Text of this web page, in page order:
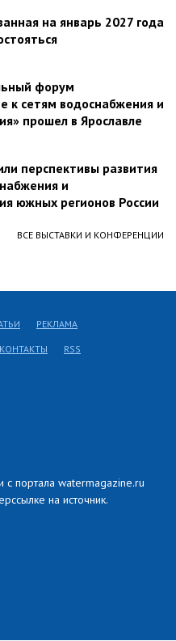
на январь 2027 года
форум
к сетям водоснабжения и
прошел в Ярославле
перспективы развития
и
южных регионов России
ВСЕ ВЫСТАВКИ И КОНФЕРЕНЦИИ
портала watermagazine.ru
на источник.
РЕКЛАМА
КОНТАКТЫ RSS